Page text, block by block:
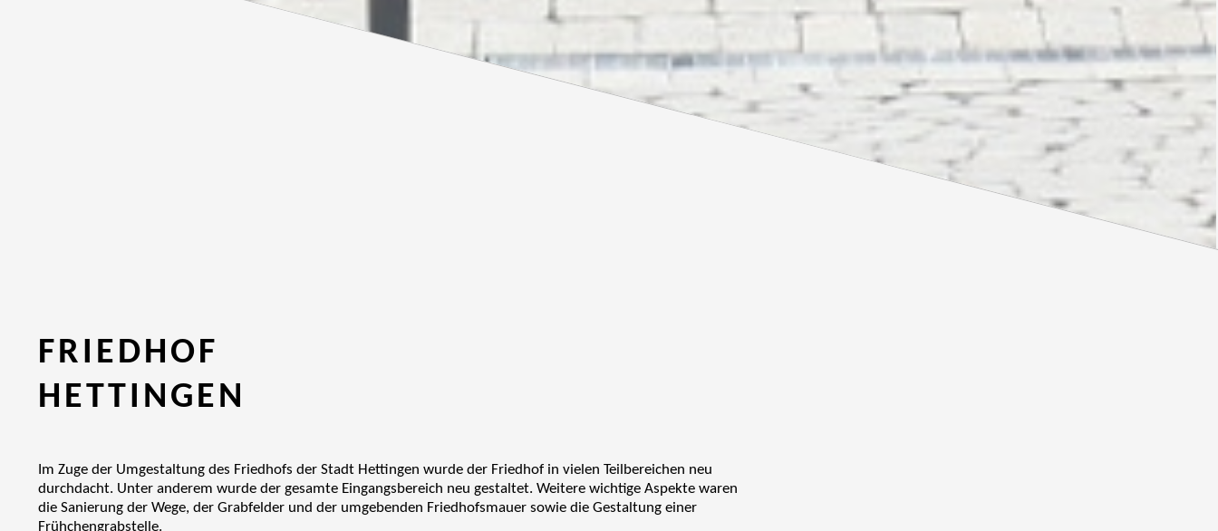
FRIEDHOF
HETTINGEN
Im Zuge der Umgestaltung des Friedhofs der Stadt Hettingen wurde der Friedhof in vielen Teilbereichen neu
durchdacht. Unter anderem wurde der gesamte Eingangsbereich neu gestaltet. Weitere wichtige Aspekte waren
die Sanierung der Wege, der Grabfelder und der umgebenden Friedhofsmauer sowie die Gestaltung einer
Frühchengrabstelle.